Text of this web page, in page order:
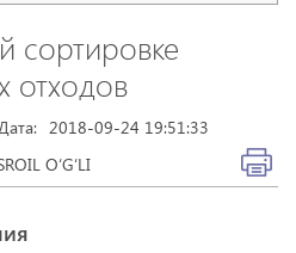
сортировке
отходов
Дата: 2018-09-24 19:51:33
O‘G‘LI